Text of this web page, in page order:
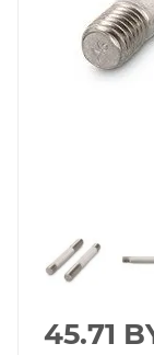
45.71